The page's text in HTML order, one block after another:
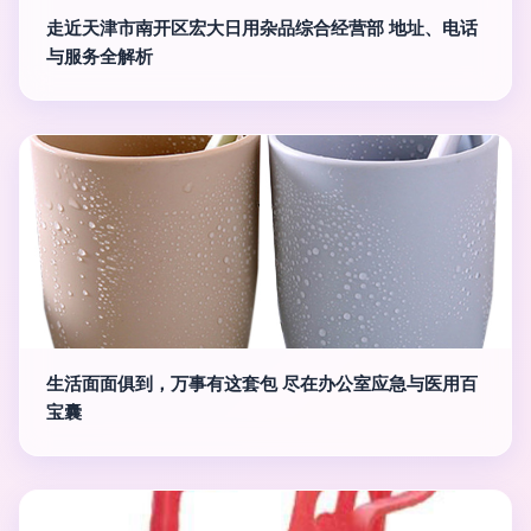
走近天津市南开区宏大日用杂品综合经营部 地址、电话
与服务全解析
生活面面俱到，万事有这套包 尽在办公室应急与医用百
宝囊